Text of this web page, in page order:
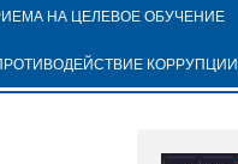
НА ЦЕЛЕВОЕ ОБУЧЕНИЕ
КОРРУПЦИИ